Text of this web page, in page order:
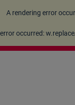
A rendering error
occurred: